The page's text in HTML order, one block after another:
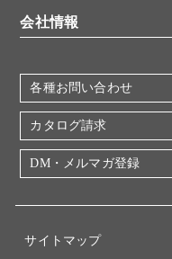
機器・消耗品
会社情報
会社概要
地図・アクセス（本社）
IR情報
電子公告
各種お問い合わせ
カタログ請求
DM・メルマガ登録
サイトマップ